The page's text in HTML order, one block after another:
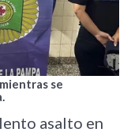
se
asalto en